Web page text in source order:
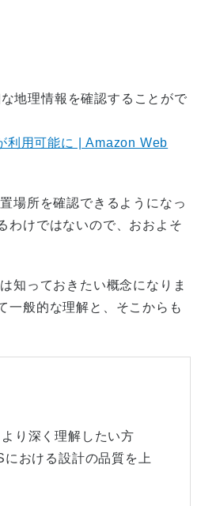
地理情報を確認することがで
利用可能に | Amazon Web
場所を確認できるようになっ
わけではないので、おおよそ
知っておきたい概念になりま
一般的な理解と、そこからも
り深く理解したい方
おける設計の品質を上